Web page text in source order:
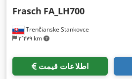
Trenčianske Stankovce
۳٬۴۷۹ km
Frasch FA_LH700
اطلاعات قیمت